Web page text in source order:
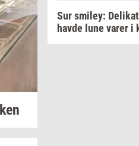
Sur smiley:
havde lune varer i